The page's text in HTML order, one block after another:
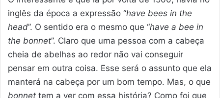
inglês da época a expressão “have bees in the
head”. O sentido era o mesmo que “have a bee in
the bonnet”. Claro que uma pessoa com a cabeça
cheia de abelhas ao redor não vai conseguir
pensar em outra coisa. Esse será o assunto que ela
manterá na cabeça por um bom tempo. Mas, o que
bonnet tem a ver com essa história? Como foi que